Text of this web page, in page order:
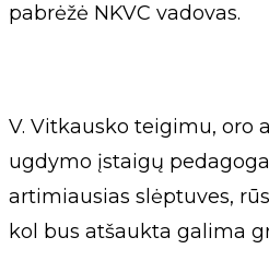
pabrėžė NKVC vadovas.
V. Vitkausko teigimu, oro
ugdymo įstaigų
artimiausias slėptuves,
kol bus atšaukta galima